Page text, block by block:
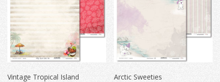
Vintage Tropical Island Arctic Sweeties